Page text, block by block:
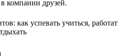
компании друзей.